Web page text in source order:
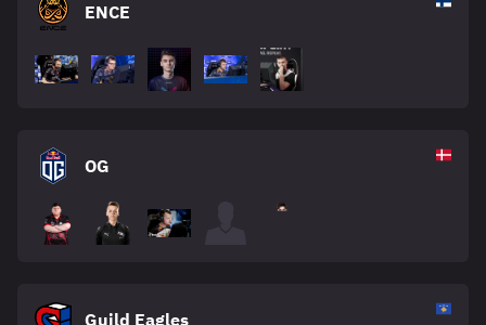
ENCE
OG
Guild Eagles